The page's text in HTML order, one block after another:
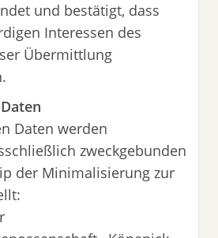
und bestätigt, dass
Interessen des
Übermittlung
Daten werden
zweckgebunden
der Minimalisierung zur